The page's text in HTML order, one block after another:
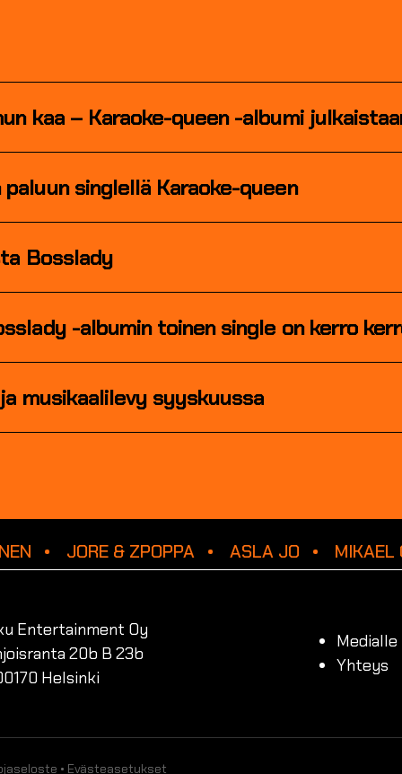
kaa – Karaoke-queen -albumi
singlellä Karaoke-queen
Bosslady
-albumin toinen single on kerro
musikaalilevy syyskuussa
JORE & ZPOPPA ASLA JO MIKAEL
Entertainment Oy
20b B 23b
Helsinki
Medialle
Yhteys
• Evästeasetukset